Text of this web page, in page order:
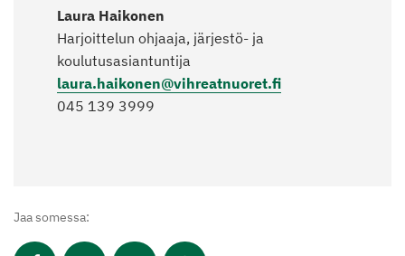
Laura Haikonen
Harjoittelun ohjaaja, järjestö- ja
koulutusasiantuntija
laura.haikonen@vihreatnuoret.fi
045 139 3999
Jaa somessa: